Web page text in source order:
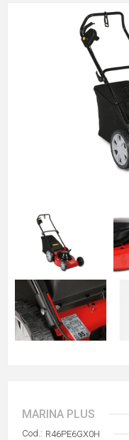
MARINA PLUS
Cod.: R46PE6GX0H